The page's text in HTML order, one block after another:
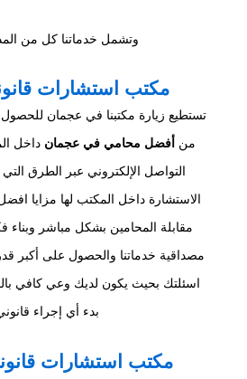
وتشمل خدماتنا كل من
مكتب استشارات
تستطيع زيارة مكتبنا في عجمان
من أفضل محامي في عجمان داخل
التواصل الإلكتروني عبر الطرق
الاستشارة داخل المكتب لها مزايا
مقابلة المحامين بشكل مباشر
مصداقية خدماتنا والحصول على أكبر
اسئلتك بحيث يكون لديك وعي كافي
بدء أي إجراء
مكتب استشارات